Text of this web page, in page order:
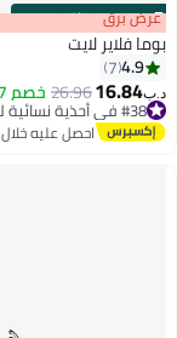
00m:00s
·باقي 100% عرض برق
بوما فلاير لايت
4.9
7
د.ب‏ 16.84
26.96 خصم 37%
#38 في أحذية نسائية للتدريب
#38 في أحذية نسائية للتدريب احصل عليه خلال